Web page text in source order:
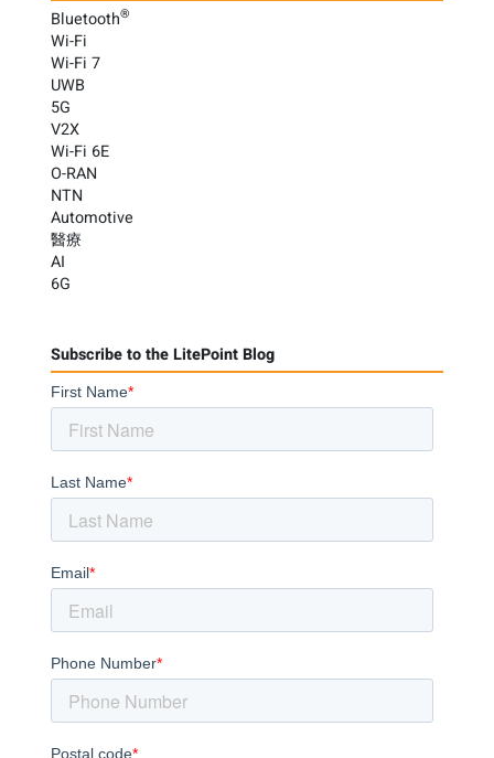
Bluetooth®
Wi-Fi
Wi-Fi 7
UWB
5G
V2X
Wi-Fi 6E
O-RAN
NTN
Automotive
醫療
AI
6G
Subscribe to the LitePoint Blog